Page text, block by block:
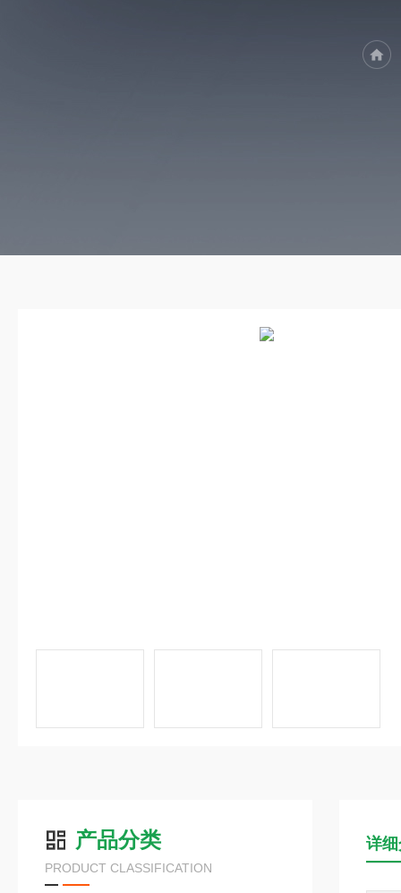
产品分类
PRODUCT CLASSIFICATION
详